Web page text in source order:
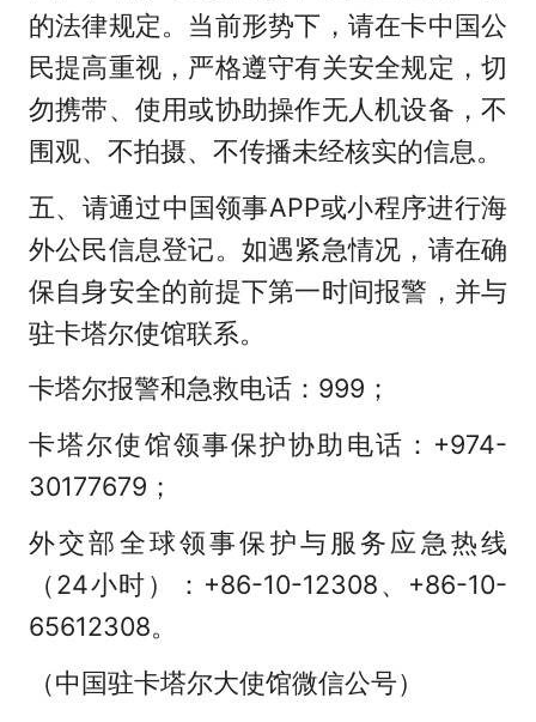
的法律规定。当前形势下，请在卡中国公
民提高重视，严格遵守有关安全规定，切
勿携带、使用或协助操作无人机设备，不
围观、不拍摄、不传播未经核实的信息。
五、请通过中国领事APP或小程序进行海
外公民信息登记。如遇紧急情况，请在确
保自身安全的前提下第一时间报警，并与
驻卡塔尔使馆联系。
卡塔尔报警和急救电话：999；
卡塔尔使馆领事保护协助电话：+974-
30177679；
外交部全球领事保护与服务应急热线
（24小时）：+86-10-12308、+86-10-
65612308。
（中国驻卡塔尔大使馆微信公号）